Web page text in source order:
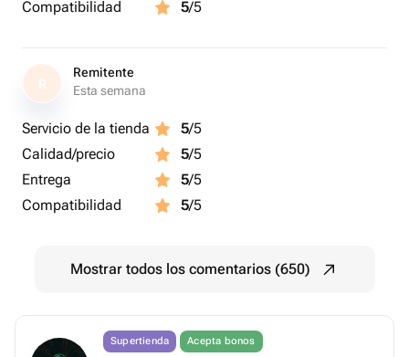
Compatibilidad 5/5
R
Remitente
Esta semana
Servicio de la tienda 5/5
Calidad/precio
5/5
Entrega
5/5
Compatibilidad
5/5
Mostrar todos los comentarios (650)
Supertienda Acepta bonos